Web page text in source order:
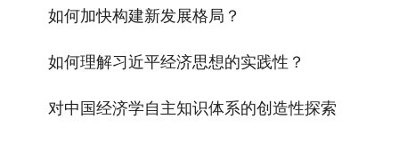
如何加快构建新发展格局？
如何理解习近平经济思想的实践性？
对中国经济学自主知识体系的创造性探索